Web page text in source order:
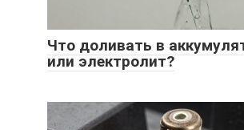
Что доливать в
или электролит?